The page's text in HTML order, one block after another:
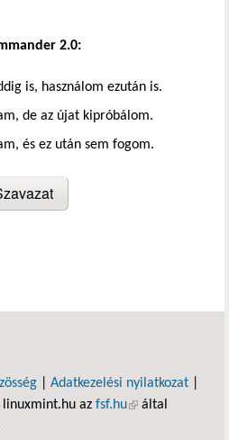
2.0:
is, használom ezután is.
de az újat kipróbálom.
és ez után sem fogom.
Adatkezelési nyilatkozat
linuxmint.hu az fsf.hu(külső hivatkozás)
által